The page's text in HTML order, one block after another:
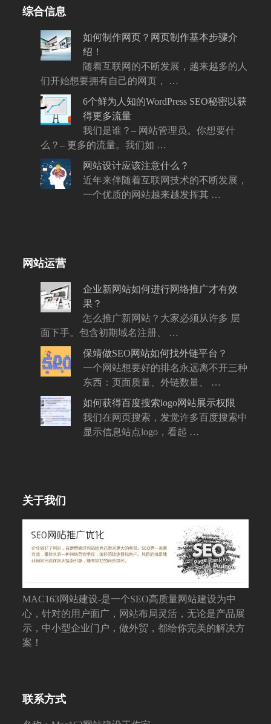
文综合信息
如何制作网页？网页制作基本步骤介
绍！
随着互联网的不断发展，越来越多的人
们开始想要拥有自己的网页， …
6个鲜为人知的WordPress SEO秘密以获
得更多流量
我们是谁？– 网站管理员。你想要什
么？– 更多的流量。我们如 …
网站设计应该注意什么？
近年来伴随着互联网技术的不断发展，
一个优质的网站越来越发挥其 …
网站运营
企业新网站如何进行网络推广才有效
果？
怎么推广新网站？大家必须从许多 层
面下手。包含初期域名注册、 …
保靖做SEO网站如何找外链平台？
一个网站想要好的排名永远离不开三种
东西：页面质量、外链数量、 …
如何获得百度搜索logo网站展示权限
我们在网页搜索，发觉许多百度搜索中
显示信息站点logo，看起 …
关于我们
MAC163网站建设-是一个SEO高质量网站建设为中
心，针对的用户面广，网站布局灵活，无论是产品展
示，中小型企业门户，做外贸，都给你完美的解决方
案！
联系方式